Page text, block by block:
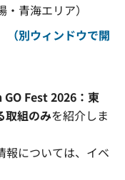
青海エリア）
（別ウィンドウで開
GO Fest 2026：東
取組のみを紹介しま
報については、イベ